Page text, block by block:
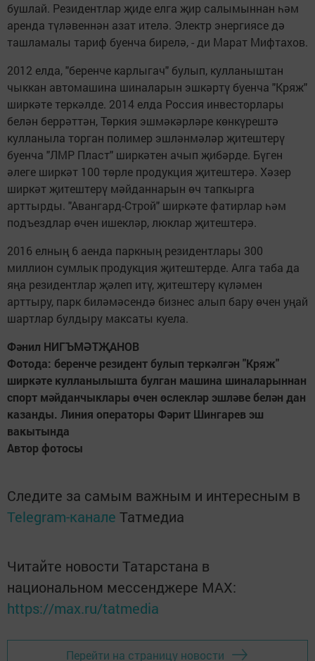
бушлай. Резидентлар җиде елга җир салымыннан һәм
аренда түләвеннән азат ителә. Электр энергиясе дә
ташламалы тариф буенча бирелә, - ди Марат Мифтахов.
2012 елда, "беренче карлыгач" булып, кулланыштан
чыккан автомашина шиналарын эшкәртү буенча "Кряж"
ширкәте теркәлде. 2014 елда Россия инвесторлары
белән беррәттән, Төркия эшмәкәрләре көнкүрештә
кулланыла торган полимер эшләнмәләр җитештерү
буенча "ЛМР Пласт" ширкәтен ачып җибәрде. Бүген
әлеге ширкәт 100 төрле продукция җитештерә. Хәзер
ширкәт җитештерү мәйданнарын өч тапкырга
арттырды. "Авангард-Строй" ширкәте фатирлар һәм
подъездлар өчен ишекләр, люклар җитештерә.
2016 елның 6 аенда паркның резидентлары 300
миллион сумлык продукция җитештерде. Алга таба да
яңа резидентлар җәлеп итү, җитештерү күләмен
арттыру, парк биләмәсендә бизнес алып бару өчен уңай
шартлар булдыру максаты куела.
Фәнил НИГЪМӘТҖАНОВ
Фотода: беренче резидент булып теркәлгән "Кряж"
ширкәте кулланылышта булган машина шиналарыннан
спорт мәйданчыклары өчен өслекләр эшләве белән дан
казанды. Линия операторы Фәрит Шингарев эш
вакытында
Автор фотосы
Следите за самым важным и интересным в
Telegram-канале Татмедиа
Читайте новости Татарстана в
национальном мессенджере MАХ:
https://max.ru/tatmedia
Перейти на страницу новости